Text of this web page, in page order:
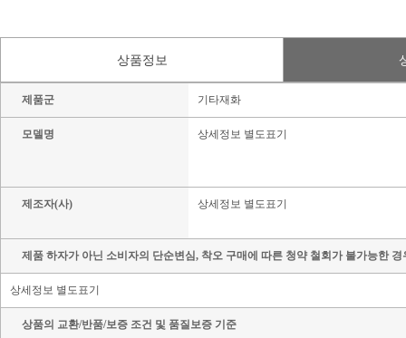
상품정보
제품군 기타재화
모델명 상세정보 별도표기
제조자(사) 상세정보 별도표기
제품 하자가 아닌 소비자의 단순변심, 착오 구매에 따른 청약 철회가 불가능한
상세정보 별도표기
상품의 교환/반품/보증 조건 및 품질보증 기준